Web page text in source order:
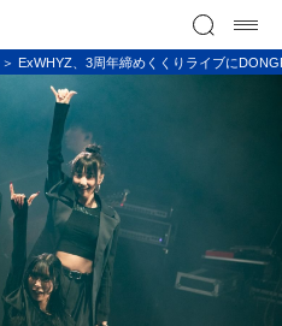
ExWHYZ、3周年締めくくりライブに